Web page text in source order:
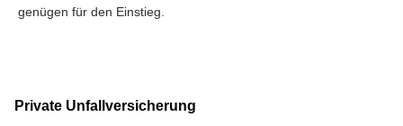
genügen für den Einstieg.
Private Unfall­ver­si­che­rung